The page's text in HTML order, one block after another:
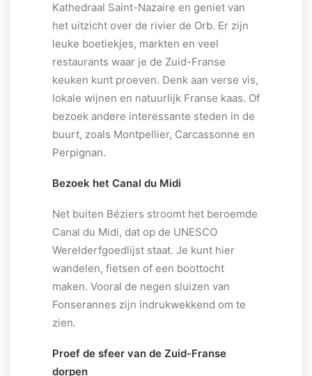
Kathedraal Saint-Nazaire en geniet van
het uitzicht over de rivier de Orb. Er zijn
leuke boetiekjes, markten en veel
restaurants waar je de Zuid-Franse
keuken kunt proeven. Denk aan verse vis,
lokale wijnen en natuurlijk Franse kaas. Of
bezoek andere interessante steden in de
buurt, zoals Montpellier, Carcassonne en
Perpignan.
Bezoek het Canal du Midi
Net buiten Béziers stroomt het beroemde
Canal du Midi, dat op de UNESCO
Werelderfgoedlijst staat. Je kunt hier
wandelen, fietsen of een boottocht
maken. Vooral de negen sluizen van
Fonserannes zijn indrukwekkend om te
zien.
Proef de sfeer van de Zuid-Franse
dorpen